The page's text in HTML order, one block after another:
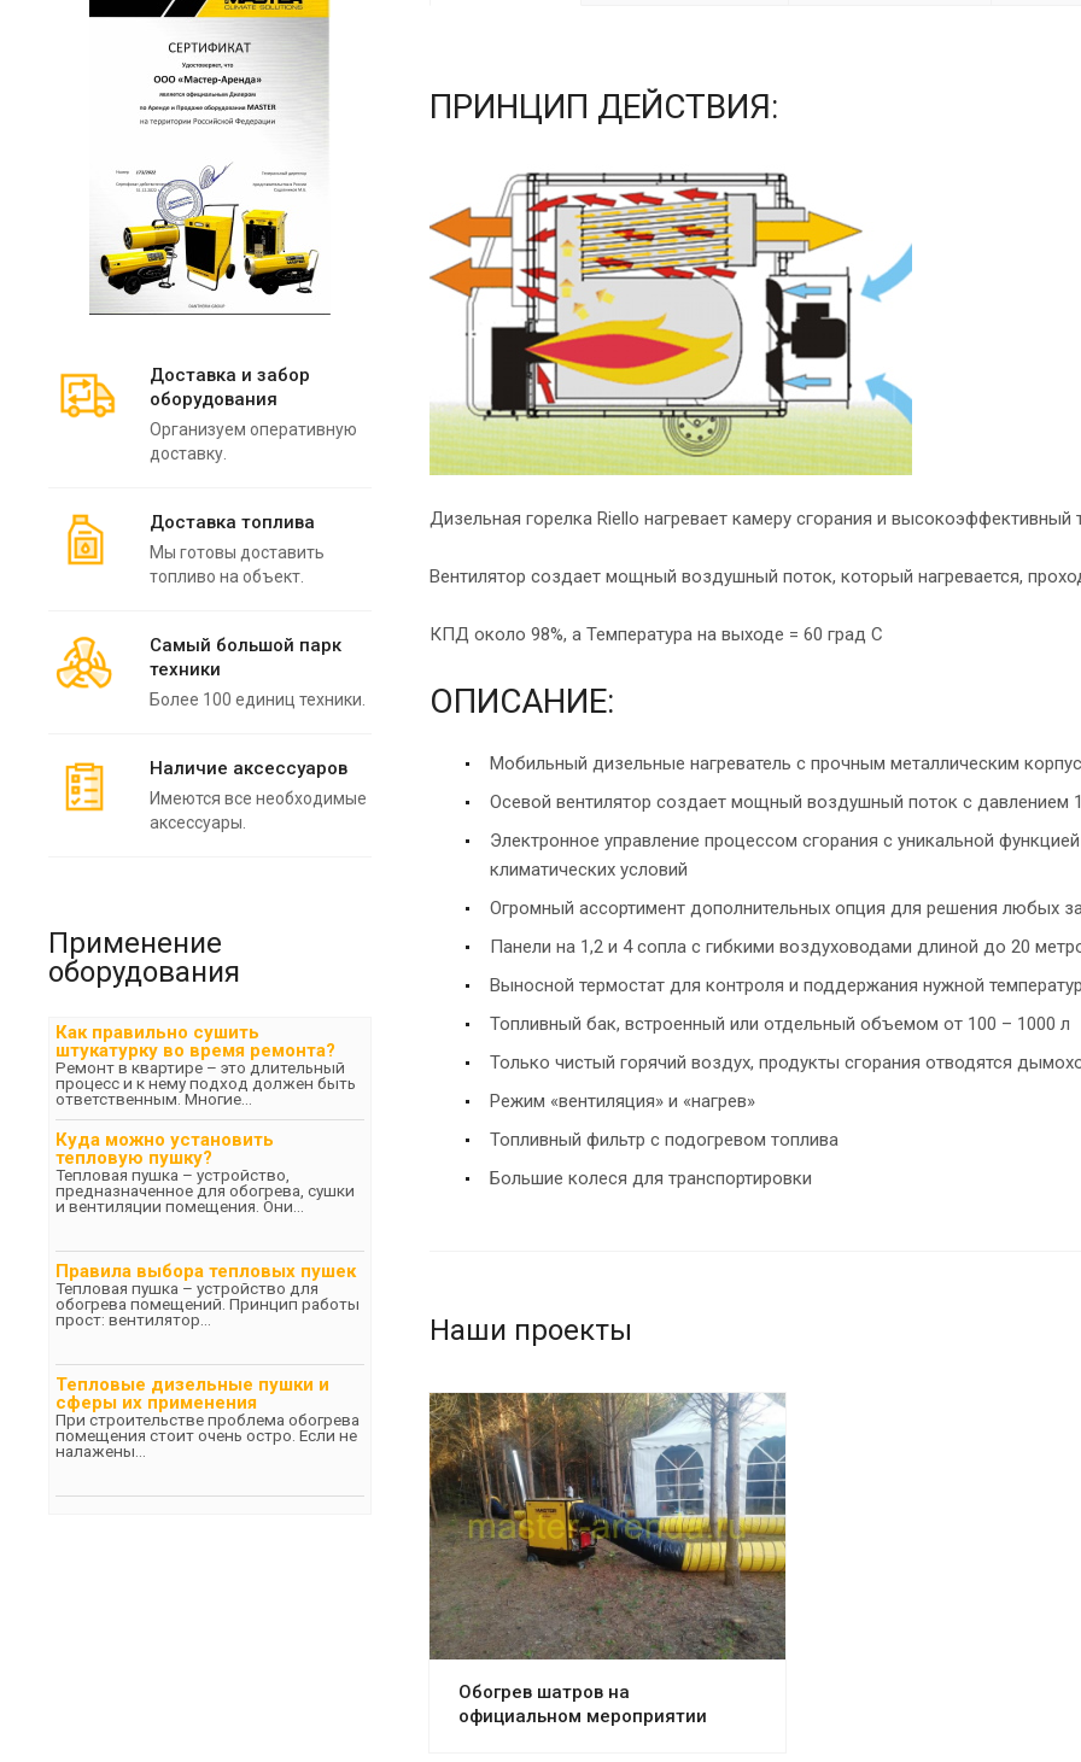
ПРИНЦИП ДЕЙСТВИЯ:
Дизельная горелка Riello нагревает камеру сгорания и высокоэффективный
Вентилятор создает мощный воздушный поток, который нагревается,
КПД около 98%, а Температура на выходе = 60 град С
ОПИСАНИЕ:
Мобильный дизельные нагреватель с прочным металлическим
Осевой вентилятор создает мощный воздушный поток с давлением
Электронное управление процессом сгорания с уникальной
климатических условий
Огромный ассортимент дополнительных опция для решения любых
Панели на 1,2 и 4 сопла с гибкими воздуховодами длиной до 20
Выносной термостат для контроля и поддержания нужной
Топливный бак, встроенный или отдельный объемом от 100 – 1000 л
Только чистый горячий воздух, продукты сгорания отводятся
Режим «вентиляция» и «нагрев»
Топливный фильтр с подогревом топлива
Большие колеся для транспортировки
Наши проекты
Обогрев шатров на
официальном мероприятии
Доставка и забор
оборудования
Организуем оперативную
доставку.
Доставка топлива
Мы готовы доставить
топливо на объект.
Самый большой парк
техники
Более 100 единиц техники.
Наличие аксессуаров
Имеются все необходимые
аксессуары.
Применение
оборудования
Как правильно сушить
штукатурку во время ремонта?
Ремонт в квартире – это длительный
процесс и к нему подход должен быть
ответственным. Многие...
Куда можно установить
тепловую пушку?
Тепловая пушка – устройство,
предназначенное для обогрева, сушки
и вентиляции помещения. Они...
Правила выбора тепловых пушек
Тепловая пушка – устройство для
обогрева помещений. Принцип работы
прост: вентилятор...
Тепловые дизельные пушки и
сферы их применения
При строительстве проблема обогрева
помещения стоит очень остро. Если не
налажены...